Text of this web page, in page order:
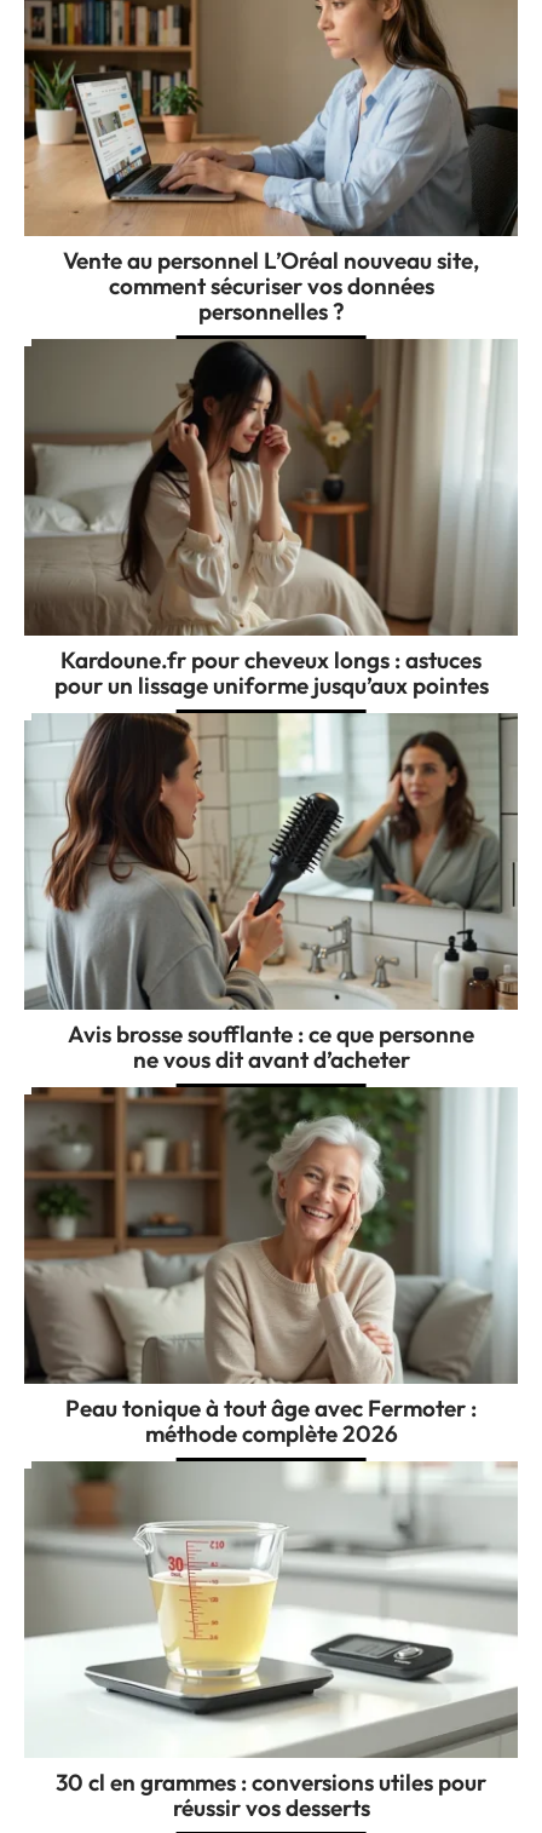
Vente au personnel L’Oréal nouveau site,
comment sécuriser vos données
personnelles ?
Kardoune.fr pour cheveux longs : astuces
pour un lissage uniforme jusqu’aux pointes
Avis brosse soufflante : ce que personne
ne vous dit avant d’acheter
Peau tonique à tout âge avec Fermoter :
méthode complète 2026
30 cl en grammes : conversions utiles pour
réussir vos desserts